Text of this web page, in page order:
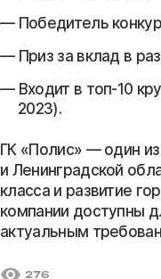
Победитель
Приз за вклад в
Входит в топ-10
2023).
ГК «Полис» — один
и Ленинградской
класса и развитие
компании доступны
актуальным
276